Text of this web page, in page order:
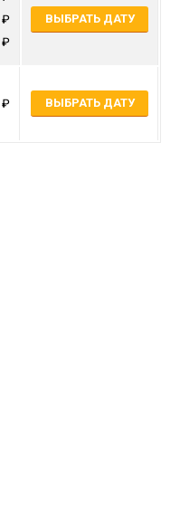
ВЫБРАТЬ ДАТУ
ВЫБРАТЬ ДАТУ